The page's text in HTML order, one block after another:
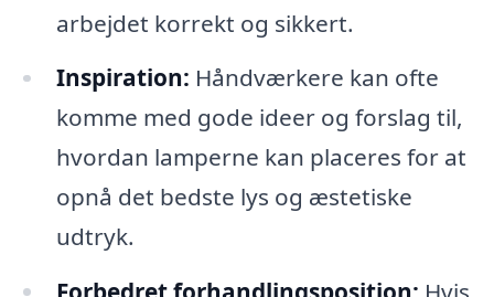
arbejdet korrekt og sikkert.
Inspiration: Håndværkere kan ofte
komme med gode ideer og forslag til,
hvordan lamperne kan placeres for at
opnå det bedste lys og æstetiske
udtryk.